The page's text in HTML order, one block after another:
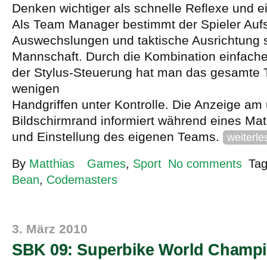
Denken wichtiger als schnelle Reflexe und
Als Team Manager bestimmt der Spieler
Auswechslungen und taktische Ausrichtung
Mannschaft. Durch die Kombination
der Stylus-Steuerung hat man das gesamte
wenigen
Handgriffen unter Kontrolle. Die Anzeige am
Bildschirmrand informiert während eines
und Einstellung des eigenen Teams.
By Matthias Games, Sport No comments
Bean, Codemasters
3. März 2010
SBK 09: Superbike World